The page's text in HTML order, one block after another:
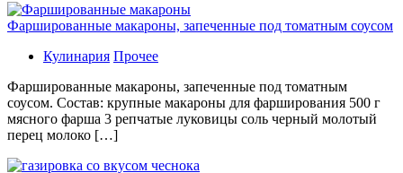
Фаршированные макароны, запеченные под томатным соусом
Кулинария Прочее
Фаршированные макароны, запеченные под томатным
соусом. Состав: крупные макароны для фарширования 500 г
мясного фарша 3 репчатые луковицы соль черный молотый
перец молоко […]